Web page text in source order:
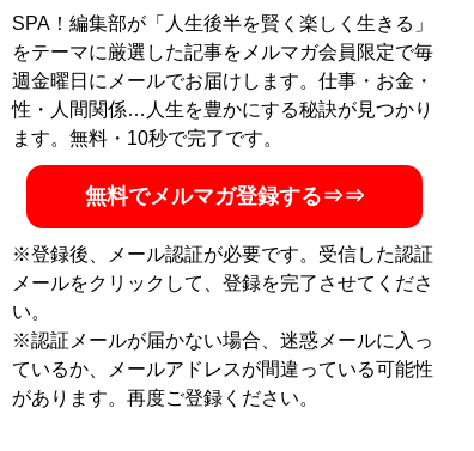
SPA！編集部が「人生後半を賢く楽しく生きる」
をテーマに厳選した記事をメルマガ会員限定で毎
週金曜日にメールでお届けします。仕事・お金・
性・人間関係…人生を豊かにする秘訣が見つかり
ます。無料・10秒で完了です。
無料でメルマガ登録する⇒⇒
※登録後、メール認証が必要です。受信した認証
メールをクリックして、登録を完了させてくださ
い。
※認証メールが届かない場合、迷惑メールに入っ
ているか、メールアドレスが間違っている可能性
があります。再度ご登録ください。